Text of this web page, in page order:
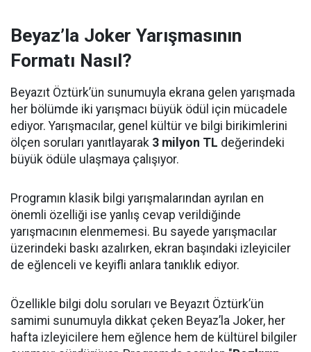
Beyaz’la Joker Yarışmasının
Formatı Nasıl?
Beyazıt Öztürk’ün sunumuyla ekrana gelen yarışmada
her bölümde iki yarışmacı büyük ödül için mücadele
ediyor. Yarışmacılar, genel kültür ve bilgi birikimlerini
ölçen soruları yanıtlayarak 3 milyon TL değerindeki
büyük ödüle ulaşmaya çalışıyor.
Programın klasik bilgi yarışmalarından ayrılan en
önemli özelliği ise yanlış cevap verildiğinde
yarışmacının elenmemesi. Bu sayede yarışmacılar
üzerindeki baskı azalırken, ekran başındaki izleyiciler
de eğlenceli ve keyifli anlara tanıklık ediyor.
Özellikle bilgi dolu soruları ve Beyazıt Öztürk’ün
samimi sunumuyla dikkat çeken Beyaz’la Joker, her
hafta izleyicilere hem eğlence hem de kültürel bilgiler